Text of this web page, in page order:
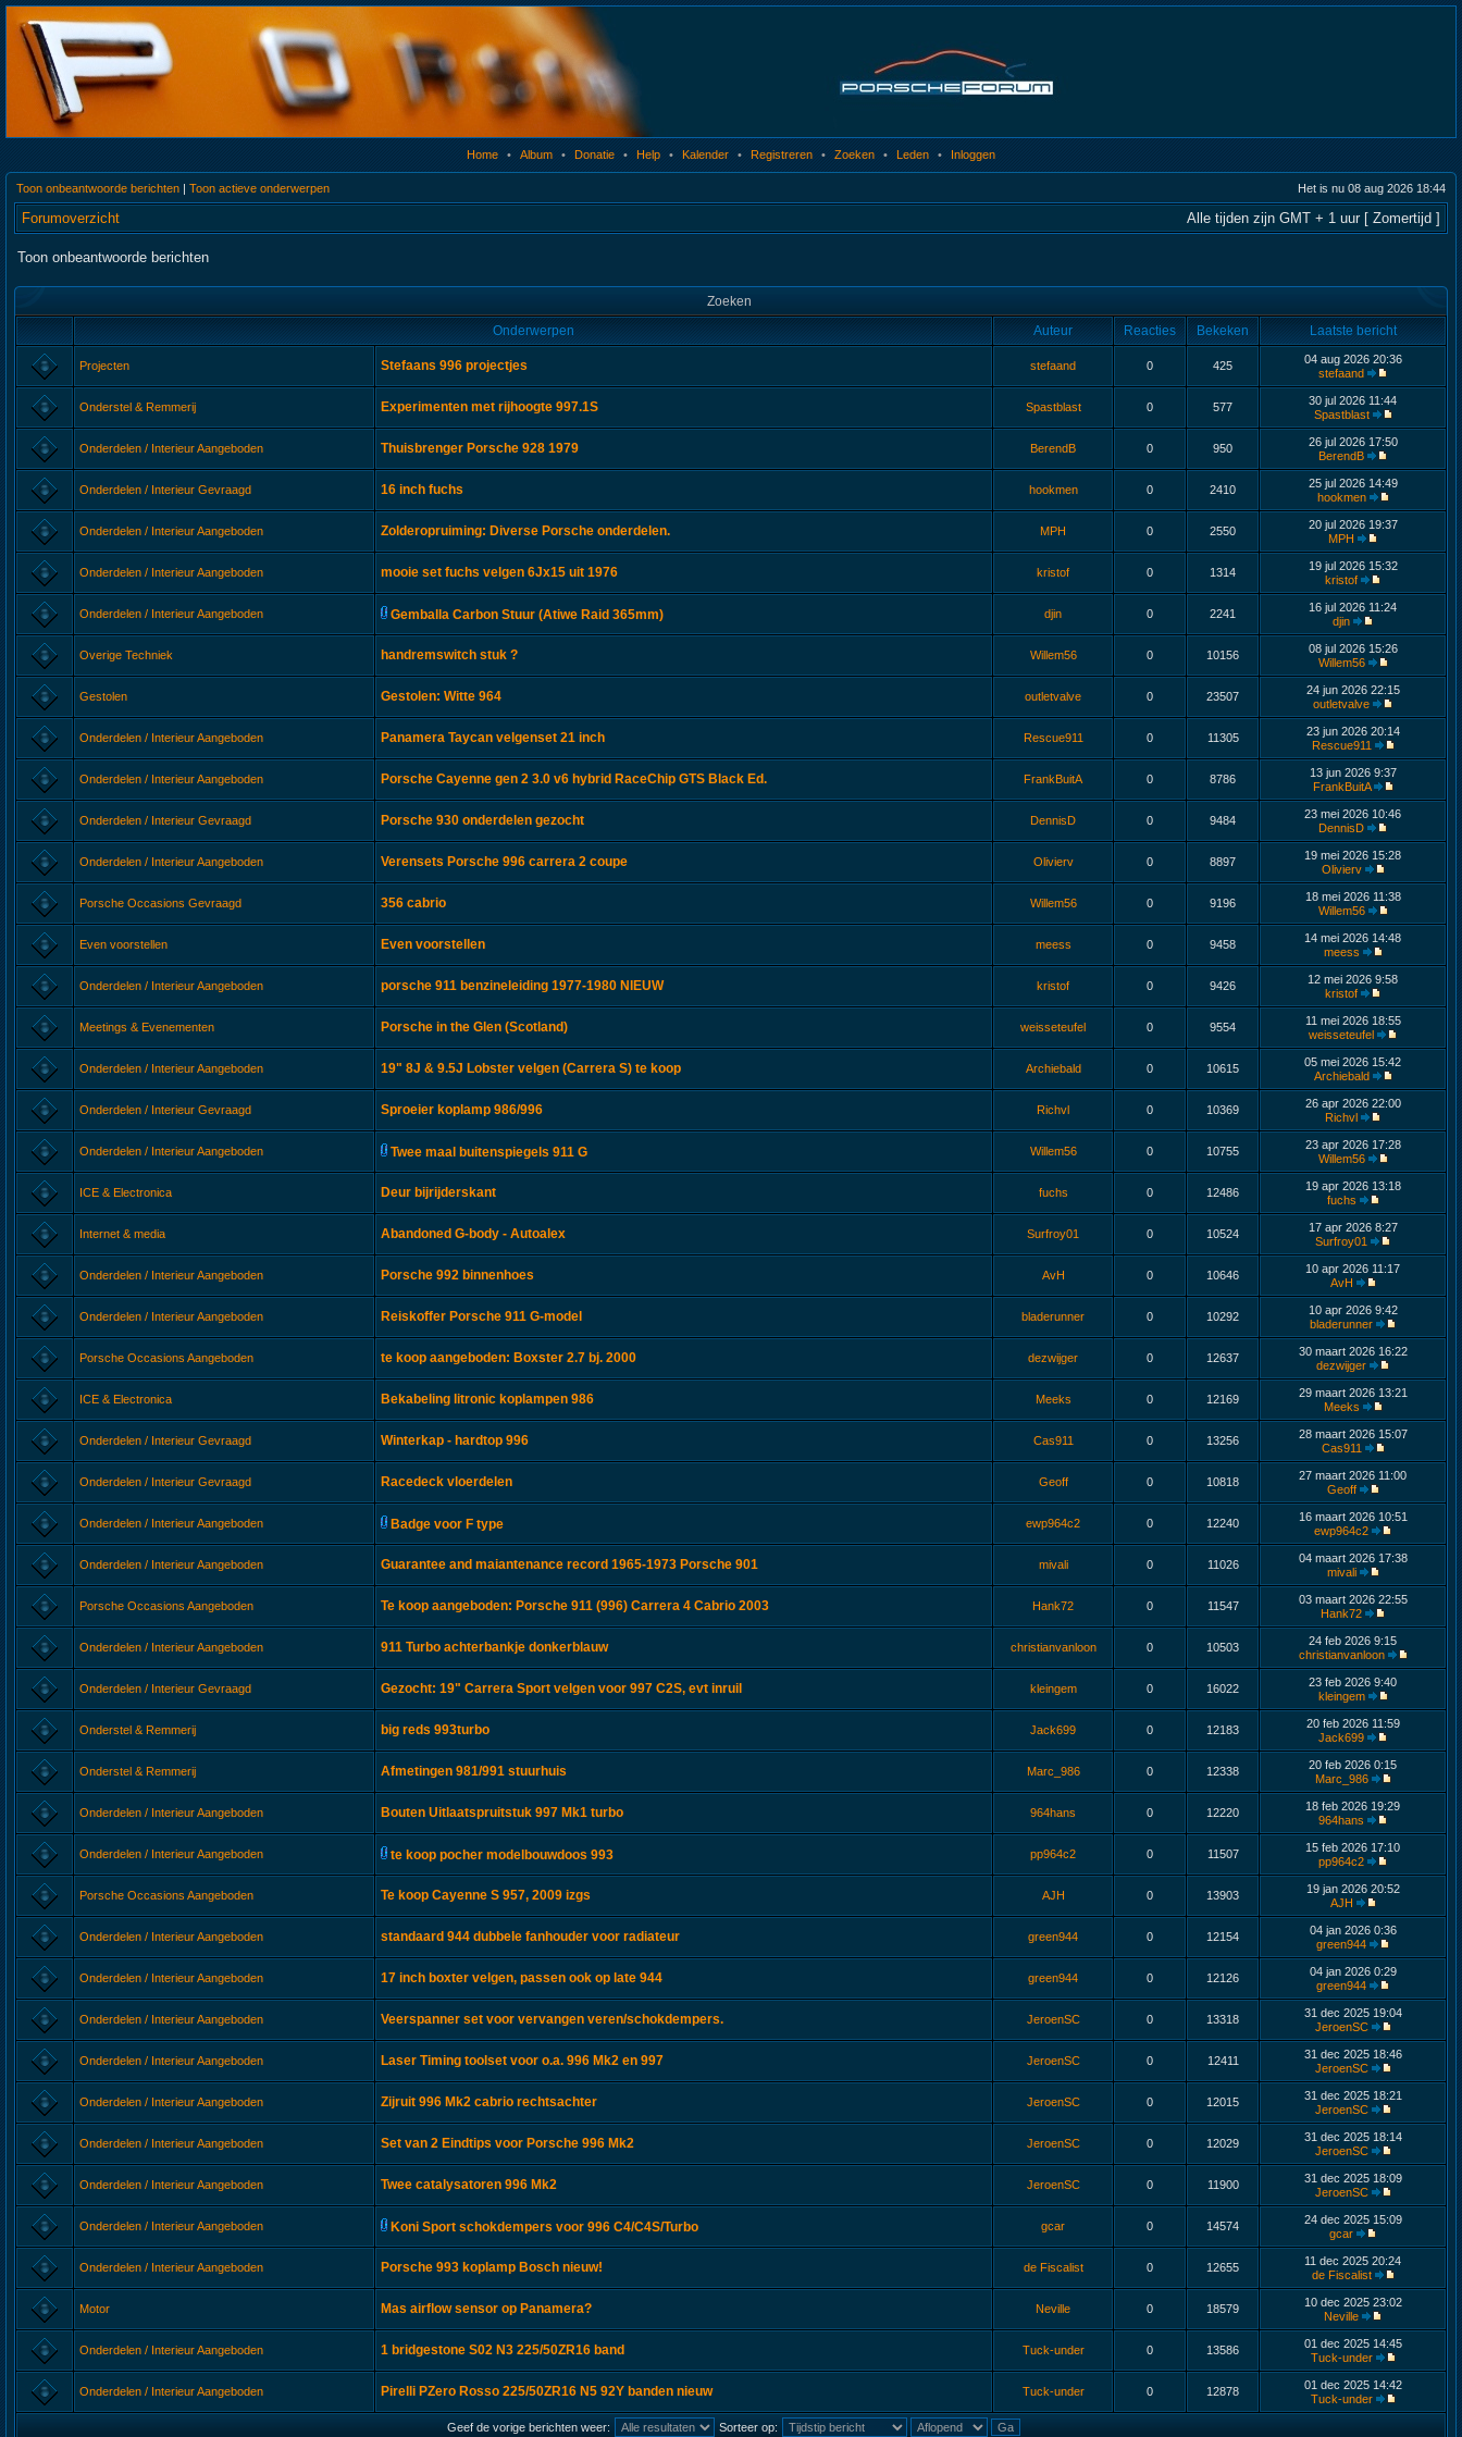
Home • Album • Donatie • Help • Kalender • Registreren • Zoeken • Leden • Inloggen
Toon onbeantwoorde berichten | Toon actieve onderwerpen Het is nu 08 aug 2026 18:44
Forumoverzicht Alle tijden zijn GMT + 1 uur [ Zomertijd ]
Toon onbeantwoorde berichten
Zoeken
Onderwerpen
Auteur Reacties Bekeken Laatste bericht
Projecten Stefaans 996 projectjes stefaand 0 425
04 aug 2026 20:36
stefaand
Onderstel & Remmerij Experimenten met rijhoogte 997.1S Spastblast 0 577
30 jul 2026 11:44
Spastblast
Onderdelen / Interieur Aangeboden Thuisbrenger Porsche 928 1979 BerendB 0 950
26 jul 2026 17:50
BerendB
Onderdelen / Interieur Gevraagd 16 inch fuchs hookmen 0 2410
25 jul 2026 14:49
hookmen
Onderdelen / Interieur Aangeboden Zolderopruiming: Diverse Porsche onderdelen. MPH 0 2550
20 jul 2026 19:37
MPH
Onderdelen / Interieur Aangeboden mooie set fuchs velgen 6Jx15 uit 1976 kristof 0 1314
19 jul 2026 15:32
kristof
Onderdelen / Interieur Aangeboden Gemballa Carbon Stuur (Atiwe Raid 365mm) djin 0 2241
16 jul 2026 11:24
djin
Overige Techniek handremswitch stuk ? Willem56 0 10156
08 jul 2026 15:26
Willem56
Gestolen Gestolen: Witte 964 outletvalve 0 23507
24 jun 2026 22:15
outletvalve
Onderdelen / Interieur Aangeboden Panamera Taycan velgenset 21 inch Rescue911 0 11305
23 jun 2026 20:14
Rescue911
Onderdelen / Interieur Aangeboden Porsche Cayenne gen 2 3.0 v6 hybrid RaceChip GTS Black Ed. FrankBuitA 0 8786
13 jun 2026 9:37
FrankBuitA
Onderdelen / Interieur Gevraagd Porsche 930 onderdelen gezocht DennisD 0 9484
23 mei 2026 10:46
DennisD
Onderdelen / Interieur Aangeboden Verensets Porsche 996 carrera 2 coupe Olivierv 0 8897
19 mei 2026 15:28
Olivierv
Porsche Occasions Gevraagd 356 cabrio Willem56 0 9196
18 mei 2026 11:38
Willem56
Even voorstellen Even voorstellen meess 0 9458
14 mei 2026 14:48
meess
Onderdelen / Interieur Aangeboden porsche 911 benzineleiding 1977-1980 NIEUW kristof 0 9426
12 mei 2026 9:58
kristof
Meetings & Evenementen Porsche in the Glen (Scotland) weisseteufel 0 9554
11 mei 2026 18:55
weisseteufel
Onderdelen / Interieur Aangeboden 19" 8J & 9.5J Lobster velgen (Carrera S) te koop Archiebald 0 10615
05 mei 2026 15:42
Archiebald
Onderdelen / Interieur Gevraagd Sproeier koplamp 986/996 Richvl 0 10369
26 apr 2026 22:00
Richvl
Onderdelen / Interieur Aangeboden Twee maal buitenspiegels 911 G Willem56 0 10755
23 apr 2026 17:28
Willem56
ICE & Electronica Deur bijrijderskant fuchs 0 12486
19 apr 2026 13:18
fuchs
Internet & media Abandoned G-body - Autoalex Surfroy01 0 10524
17 apr 2026 8:27
Surfroy01
Onderdelen / Interieur Aangeboden Porsche 992 binnenhoes AvH 0 10646
10 apr 2026 11:17
AvH
Onderdelen / Interieur Aangeboden Reiskoffer Porsche 911 G-model bladerunner 0 10292
10 apr 2026 9:42
bladerunner
Porsche Occasions Aangeboden te koop aangeboden: Boxster 2.7 bj. 2000 dezwijger 0 12637
30 maart 2026 16:22
dezwijger
ICE & Electronica Bekabeling litronic koplampen 986 Meeks 0 12169
29 maart 2026 13:21
Meeks
Onderdelen / Interieur Gevraagd Winterkap - hardtop 996 Cas911 0 13256
28 maart 2026 15:07
Cas911
Onderdelen / Interieur Gevraagd Racedeck vloerdelen Geoff 0 10818
27 maart 2026 11:00
Geoff
Onderdelen / Interieur Aangeboden Badge voor F type ewp964c2 0 12240
16 maart 2026 10:51
ewp964c2
Onderdelen / Interieur Aangeboden Guarantee and maiantenance record 1965-1973 Porsche 901 mivali 0 11026
04 maart 2026 17:38
mivali
Porsche Occasions Aangeboden Te koop aangeboden: Porsche 911 (996) Carrera 4 Cabrio 2003 Hank72 0 11547
03 maart 2026 22:55
Hank72
Onderdelen / Interieur Aangeboden 911 Turbo achterbankje donkerblauw christianvanloon 0 10503
24 feb 2026 9:15
christianvanloon
Onderdelen / Interieur Gevraagd Gezocht: 19" Carrera Sport velgen voor 997 C2S, evt inruil kleingem 0 16022
23 feb 2026 9:40
kleingem
Onderstel & Remmerij big reds 993turbo Jack699 0 12183
20 feb 2026 11:59
Jack699
Onderstel & Remmerij Afmetingen 981/991 stuurhuis Marc_986 0 12338
20 feb 2026 0:15
Marc_986
Onderdelen / Interieur Aangeboden Bouten Uitlaatspruitstuk 997 Mk1 turbo 964hans 0 12220
18 feb 2026 19:29
964hans
Onderdelen / Interieur Aangeboden te koop pocher modelbouwdoos 993 pp964c2 0 11507
15 feb 2026 17:10
pp964c2
Porsche Occasions Aangeboden Te koop Cayenne S 957, 2009 izgs AJH 0 13903
19 jan 2026 20:52
AJH
Onderdelen / Interieur Aangeboden standaard 944 dubbele fanhouder voor radiateur green944 0 12154
04 jan 2026 0:36
green944
Onderdelen / Interieur Aangeboden 17 inch boxter velgen, passen ook op late 944 green944 0 12126
04 jan 2026 0:29
green944
Onderdelen / Interieur Aangeboden Veerspanner set voor vervangen veren/schokdempers. JeroenSC 0 13318
31 dec 2025 19:04
JeroenSC
Onderdelen / Interieur Aangeboden Laser Timing toolset voor o.a. 996 Mk2 en 997 JeroenSC 0 12411
31 dec 2025 18:46
JeroenSC
Onderdelen / Interieur Aangeboden Zijruit 996 Mk2 cabrio rechtsachter JeroenSC 0 12015
31 dec 2025 18:21
JeroenSC
Onderdelen / Interieur Aangeboden Set van 2 Eindtips voor Porsche 996 Mk2 JeroenSC 0 12029
31 dec 2025 18:14
JeroenSC
Onderdelen / Interieur Aangeboden Twee catalysatoren 996 Mk2 JeroenSC 0 11900
31 dec 2025 18:09
JeroenSC
Onderdelen / Interieur Aangeboden Koni Sport schokdempers voor 996 C4/C4S/Turbo gcar 0 14574
24 dec 2025 15:09
gcar
Onderdelen / Interieur Aangeboden Porsche 993 koplamp Bosch nieuw! de Fiscalist 0 12655
11 dec 2025 20:24
de Fiscalist
Motor Mas airflow sensor op Panamera? Neville 0 18579
10 dec 2025 23:02
Neville
Onderdelen / Interieur Aangeboden 1 bridgestone S02 N3 225/50ZR16 band Tuck-under 0 13586
01 dec 2025 14:45
Tuck-under
Onderdelen / Interieur Aangeboden Pirelli PZero Rosso 225/50ZR16 N5 92Y banden nieuw Tuck-under 0 12878
01 dec 2025 14:42
Tuck-under
Geef de vorige berichten weer: Sorteer op: